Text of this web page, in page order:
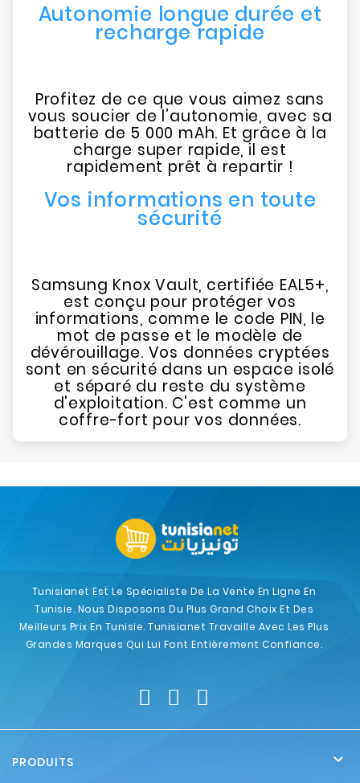
Autonomie longue durée et
recharge rapide
Profitez de ce que vous aimez sans
vous soucier de l’autonomie, avec sa
batterie de 5 000 mAh. Et grâce à la
charge super rapide, il est
rapidement prêt à repartir !
Vos informations en toute
sécurité
Samsung Knox Vault, certifiée EAL5+,
est conçu pour protéger vos
informations, comme le code PIN, le
mot de passe et le modèle de
dévérouillage. Vos données cryptées
sont en sécurité dans un espace isolé
et séparé du reste du système
d'exploitation. C'est comme un
coffre-fort pour vos données.
Tunisianet Est Le Spécialiste De La Vente En Ligne En
Tunisie. Nous Disposons Du Plus Grand Choix Et Des
Meilleurs Prix En Tunisie. Tunisianet Travaille Avec Les Plus
Grandes Marques Qui Lui Font Entièrement Confiance.
PRODUITS
